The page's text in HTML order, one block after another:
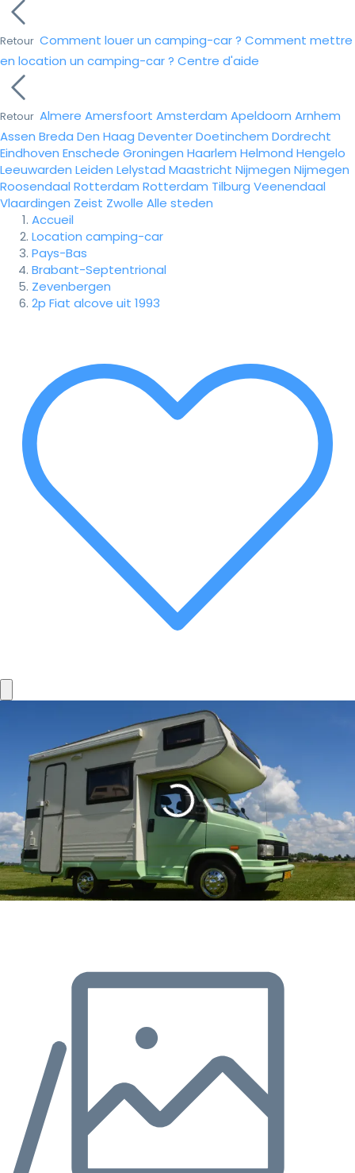
Retour Comment louer un camping-car ? Comment mettre
en location un camping-car ? Centre d'aide
Retour Almere Amersfoort Amsterdam Apeldoorn Arnhem
Assen Breda Den Haag DeventerDoetinchem Dordrecht
Eindhoven Enschede Groningen Haarlem Helmond Hengelo
Leeuwarden Leiden Lelystad Maastricht Nijmegen Nijmegen
Roosendaal Rotterdam Rotterdam Tilburg Veenendaal
Vlaardingen Zeist Zwolle Alle steden
Accueil
Location camping-car
Pays-Bas
Brabant-Septentrional
Zevenbergen
2p Fiat alcove uit 1993